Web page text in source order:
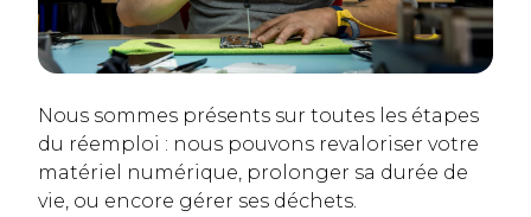
Nous sommes présents sur toutes les étapes
du réemploi : nous pouvons revaloriser votre
matériel numérique, prolonger sa durée de
vie, ou encore gérer ses déchets.